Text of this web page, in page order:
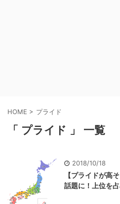
HOME > プライド
「 プライド 」 一覧
2018/10/18
【プライドが高
話題に！上位を